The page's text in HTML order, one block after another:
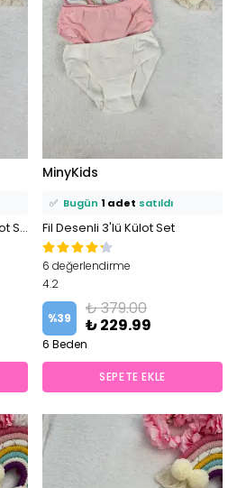
Gökkuşağı Desenli 3'lü Külot Set
MinyKids
⭐️ Bu ürünü13 kişifavoriledi!
🛒 7 kişisepetine ekledi!
✅ Bugün 1 adet satıldı
Fil Desenli 3'lü Külot Set
6 değerlendirme
4.2
%39
₺ 379.00
₺ 229.99
6 Beden
SEPETE EKLE